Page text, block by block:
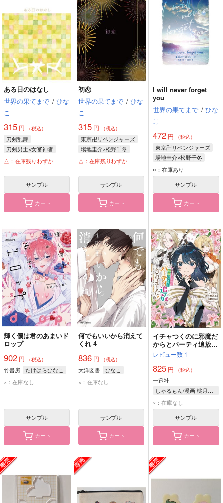
ある日のはなし
世界の果てまで / ひな
こ
315 円 （税込）
刀剣乱舞
刀剣男士×女審神者
女審神者
髭切
△：在庫残りわずか
サンプル
カート
初恋
世界の果てまで / ひな
こ
315 円 （税込）
東京卍リベンジャーズ
場地圭介×松野千冬
場地圭介
松野千冬
△：在庫残りわずか
サンプル
カート
I will never forget
you
世界の果てまで / ひな
こ
472円 （税込）
東京卍リベンジャーズ
場地圭介×松野千冬
場地圭介
○：在庫あり
サンプル
カート
輝く僕は君のあまいド
ロップ
902 円 （税込）
竹書房
たけはらひなこ
×：在庫なし
サンプル
カート
何でもいいから消えて
くれ 4
836 円 （税込）
大洋図書
ひなこ
×：在庫なし
サンプル
カート
イチャつくのに邪魔だ
からとパーティ追放さ
れました! それなら不
労所得目指して賃貸経
営いたします 2
レビュー数 1
825円 （税込）
一迅社
しゃるもん/漫画 桃月とと/原作 桧野ひなこ/キャラクターデザイン
×：在庫なし
サンプル
カート